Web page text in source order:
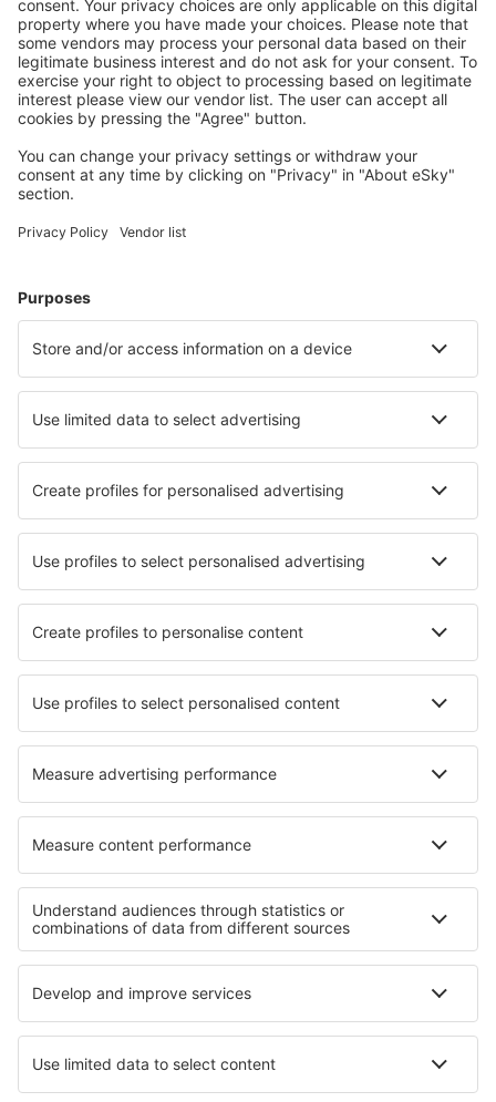
Accommodaties die u bevallen
Kies uit meer dan 1,3 miljoen accommodaties: hotels,
jeugdherbergen, appartementen en meer.
Meest gezochte hotels door eSky-gebruikers
Hotels in de Verenigde Staten - Populaire steden
Hotels in Myrtle Beach Hotels in Kissimmee
Hotels in Little River Hotels in La Quinta
Hotels in Mount Pleasant Hotels Avon
Beste hotels - steden
Hotels in Zengcheng Hotels in Myrtéa
Hotels in Vértessomló Hotels in Santibanez De Ecla
Hotels in Cluny Hotels in Kappeln
Hotels in Schöningen Hotels in Brseč
Beste hotels - regio's
Hotels in Washington Hotels in Orlando & Parks, Florida
Hotels in Utah Hotels in Nationaal Park Grand Canyon
Hotels in Pensacola Beach Hotels in Wildschoenau
Hotels in Iguazú Hotels in Nationaal park Weskus
Hotels in Kitzbühel Hotels in West Pomeranian